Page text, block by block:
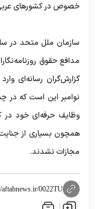
خصوص در کشورهای
مدافع حقوق
نوامبر این است که در
وظایف حرفه‌ای خود در
همچون بسیاری از
مجازات نشدند.
aftabnews.ir/0022TU